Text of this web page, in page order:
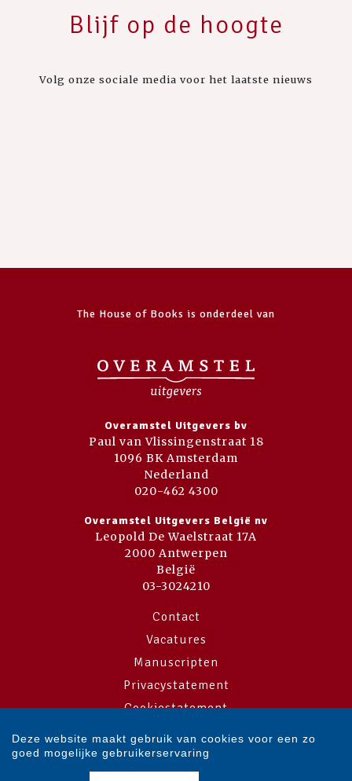
Blijf op de hoogte
Volg onze sociale media voor het laatste nieuws
The House of Books is onderdeel van
Overamstel Uitgevers bv
Paul van Vlissingenstraat 18
1096 BK Amsterdam
Nederland
020-462 4300
Overamstel Uitgevers België nv
Leopold De Waelstraat 17A
2000 Antwerpen
België
03-3024210
Contact
Vacatures
Manuscripten
Privacystatement
Cookiestatement
Cookie-instellingen
Deze website maakt gebruik van cookies voor een zo
goed mogelijke gebruikerservaring